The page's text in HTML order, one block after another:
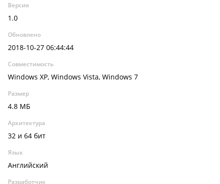
Версия
1.0
Обновлено
2018-10-27 06:44:44
Совместимость
Windows XP, Windows Vista, Windows 7
Размер
4.8 МБ
Архитектура
32 и 64 бит
Язык
Английский
Разработчик